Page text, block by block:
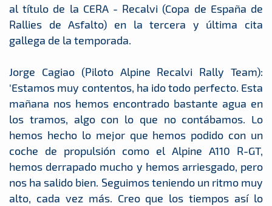
al título de la CERA - Recalvi (Copa de España de
Rallies de Asfalto) en la tercera y última cita
gallega de la temporada.
Jorge Cagiao (Piloto Alpine Recalvi Rally Team):
'Estamos muy contentos, ha ido todo perfecto. Esta
mañana nos hemos encontrado bastante agua en
los tramos, algo con lo que no contábamos. Lo
hemos hecho lo mejor que hemos podido con un
coche de propulsión como el Alpine A110 R-GT,
hemos derrapado mucho y hemos arriesgado, pero
nos ha salido bien. Seguimos teniendo un ritmo muy
alto, cada vez más. Creo que los tiempos así lo